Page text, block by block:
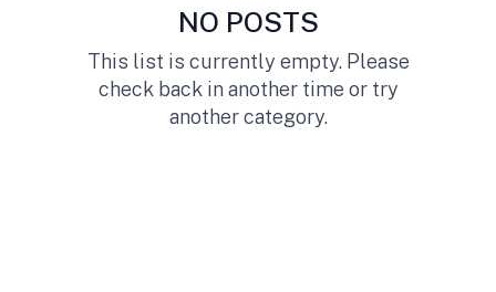
NO POSTS
This list is currently empty. Please
check back in another time or try
another category.